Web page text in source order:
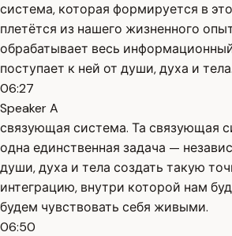
система, которая формируется в
плетётся из нашего жизненного
обрабатывает весь
поступает к ней от души, духа и
06:27
Speaker A
связующая система. Та связующая
одна единственная задача —
души, духа и тела создать такую
интеграцию, внутри которой нам
будем чувствовать себя живыми.
06:50